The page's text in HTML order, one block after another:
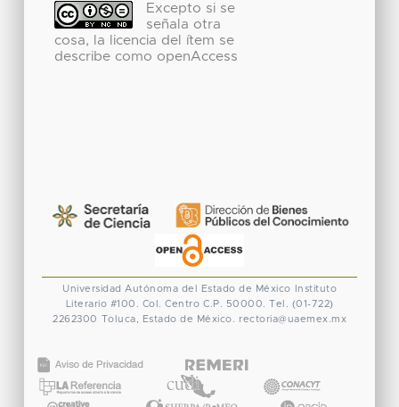
Excepto si se
señala otra
cosa, la licencia del ítem se
describe como openAccess
Universidad Autónoma del Estado de México
Instituto
Literario #100. Col. Centro C.P. 50000. Tel. (01-722)
2262300
Toluca, Estado de México. rectoria@uaemex.mx